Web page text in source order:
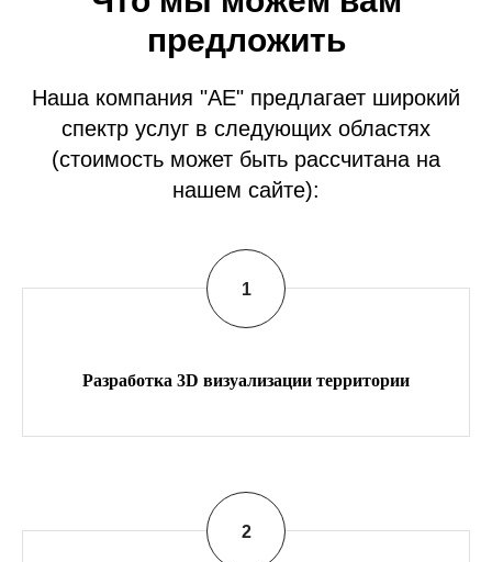
предложить
Наша компания "АЕ" предлагает широкий
спектр услуг в следующих областях
(стоимость может быть рассчитана на
нашем сайте):
Разработка 3D визуализации территории